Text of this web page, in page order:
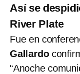
Así se
River Plate
Fue en
Gallardo
“Anoche